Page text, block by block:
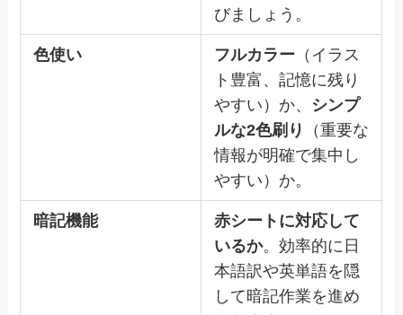
びましょう。
色使い フルカラー （イラス
ト豊富、記憶に残り
やすい）か、
シンプ
ルな2色刷り
（重要な
情報が明確で集中し
やすい）か。
暗記機能
赤シートに対応して
いるか。効率的に日
本語訳や英単語を隠
して暗記作業を進め